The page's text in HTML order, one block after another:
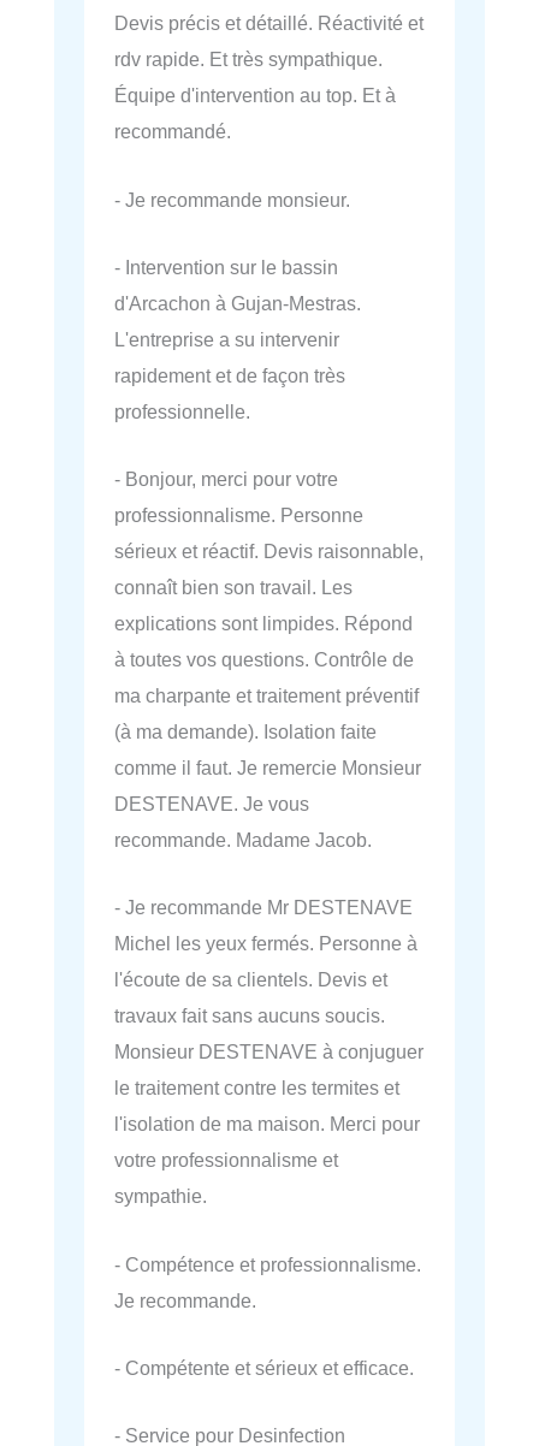
Devis précis et détaillé. Réactivité et
rdv rapide. Et très sympathique.
Équipe d'intervention au top. Et à
recommandé.
- Je recommande monsieur.
- Intervention sur le bassin
d'Arcachon à Gujan-Mestras.
L'entreprise a su intervenir
rapidement et de façon très
professionnelle.
- Bonjour, merci pour votre
professionnalisme. Personne
sérieux et réactif. Devis raisonnable,
connaît bien son travail. Les
explications sont limpides. Répond
à toutes vos questions. Contrôle de
ma charpante et traitement préventif
(à ma demande). Isolation faite
comme il faut. Je remercie Monsieur
DESTENAVE. Je vous
recommande. Madame Jacob.
- Je recommande Mr DESTENAVE
Michel les yeux fermés. Personne à
l'écoute de sa clientels. Devis et
travaux fait sans aucuns soucis.
Monsieur DESTENAVE à conjuguer
le traitement contre les termites et
l'isolation de ma maison. Merci pour
votre professionnalisme et
sympathie.
- Compétence et professionnalisme.
Je recommande.
- Compétente et sérieux et efficace.
- Service pour Desinfection